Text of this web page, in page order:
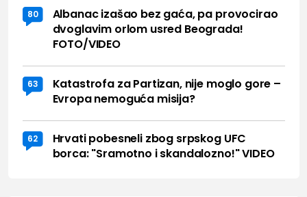
80
Albanac izašao bez gaća, pa provocirao
dvoglavim orlom usred Beograda!
FOTO/VIDEO
63
Katastrofa za Partizan, nije moglo gore –
Evropa nemoguća misija?
62
Hrvati pobesneli zbog srpskog UFC
borca: "Sramotno i skandalozno!" VIDEO